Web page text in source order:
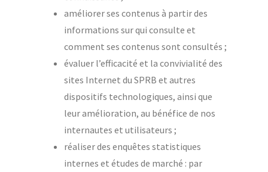
améliorer ses contenus à partir des
informations sur qui consulte et
comment ses contenus sont consultés ;
évaluer l’efficacité et la convivialité des
sites Internet du SPRB et autres
dispositifs technologiques, ainsi que
leur amélioration, au bénéfice de nos
internautes et utilisateurs ;
réaliser des enquêtes statistiques
internes et études de marché : par